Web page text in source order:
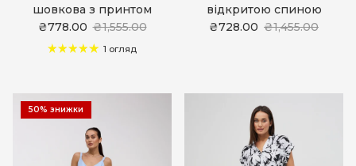
шовкова з принтом
₴778.00 ₴1,555.00
1 огляд
відкритою спиною
₴728.00 ₴1,455.00
50% знижки